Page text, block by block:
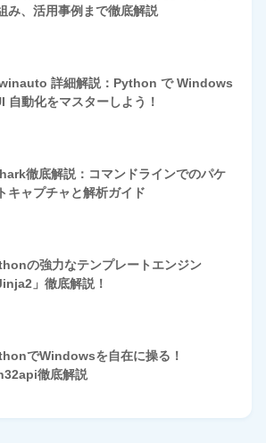
み、活用事例まで徹底解説
詳細解説：Python で Windows
自動化をマスターしよう！
徹底解説：コマンドラインでのパケ
キャプチャと解析ガイド
の強力なテンプレートエンジン
」徹底解説！
でWindowsを自在に操る！
徹底解説